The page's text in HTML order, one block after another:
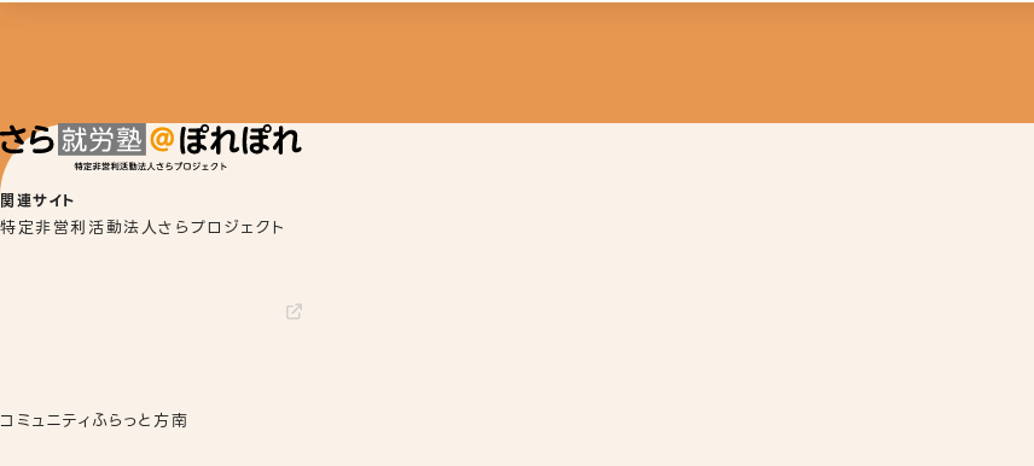
関連サイト
特定非営利活動法人さらプロジェクト
コミュニティふらっと方南